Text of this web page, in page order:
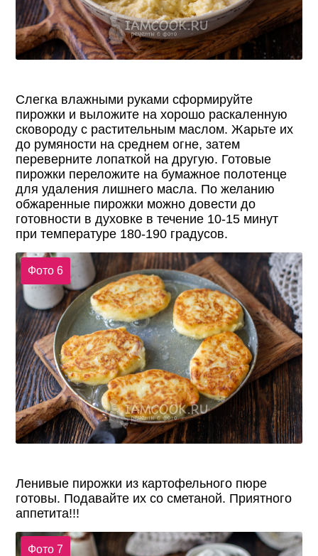
Слегка влажными руками сформируйте
пирожки и выложите на хорошо раскаленную
сковороду с растительным маслом. Жарьте их
до румяности на среднем огне, затем
переверните лопаткой на другую. Готовые
пирожки переложите на бумажное полотенце
для удаления лишнего масла. По желанию
обжаренные пирожки можно довести до
готовности в духовке в течение 10-15 минут
при температуре 180-190 градусов.
Фото 6
Ленивые пирожки из картофельного пюре
готовы. Подавайте их со сметаной. Приятного
аппетита!!!
Фото 7